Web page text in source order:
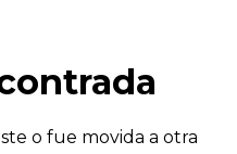
o fue movida a otra